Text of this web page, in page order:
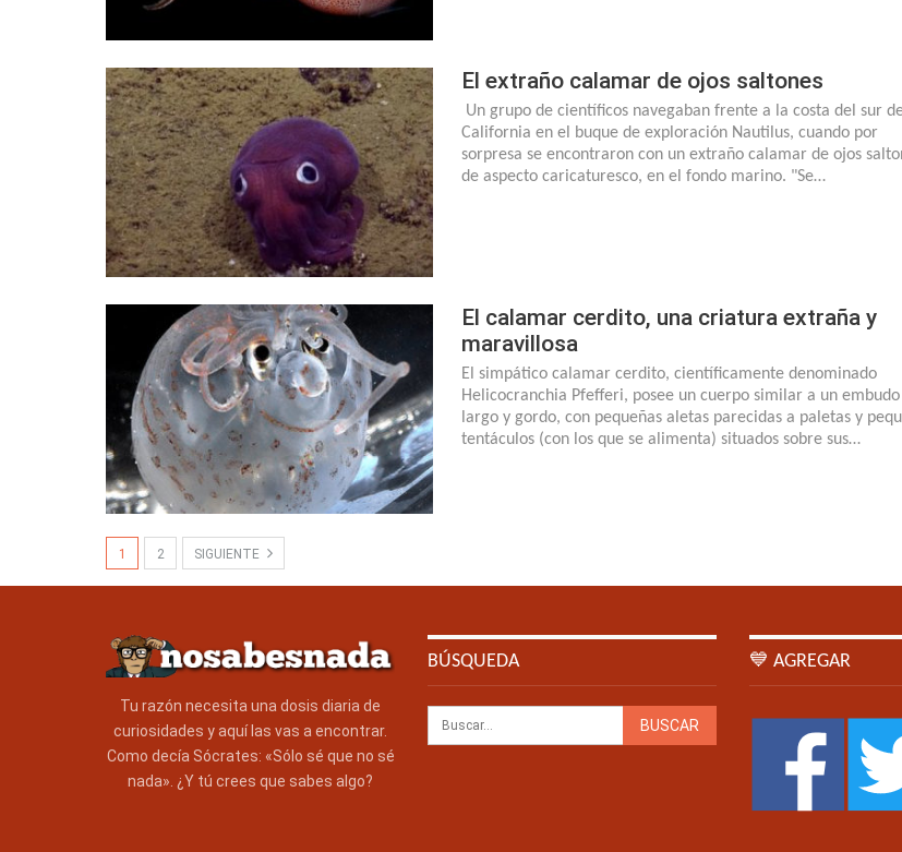
El extraño calamar de ojos saltones
Un grupo de científicos navegaban frente a la costa del sur
California en el buque de exploración Nautilus, cuando por
sorpresa se encontraron con un extraño calamar de ojos
de aspecto caricaturesco, en el fondo marino. "Se…
El calamar cerdito, una criatura extraña y
maravillosa
El simpático calamar cerdito, científicamente denominado
Helicocranchia Pfefferi, posee un cuerpo similar a un embudo
largo y gordo, con pequeñas aletas parecidas a paletas y
tentáculos (con los que se alimenta) situados sobre sus…
1 2 SIGUIENTE
Tu razón necesita una dosis diaria de
curiosidades y aquí las vas a encontrar.
Como decía Sócrates: «Sólo sé que no sé
nada». ¿Y tú crees que sabes algo?
BÚSQUEDA 💙 AGREGAR